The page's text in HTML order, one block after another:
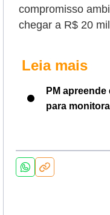
compromisso
chegar a R$ 20
Leia mais
PM
para